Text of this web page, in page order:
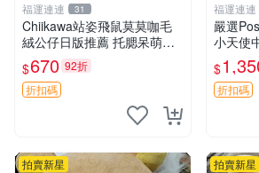
福運連連 31
Chiikawa站姿飛鼠莫莫咖毛
絨公仔日版推薦 托腮呆萌可
愛 15cm豆袋底部 當代嚴選
毛絨玩具 公仔 莫莫卡 像人
$670 92折
折扣碼
福運連連
嚴選
小天使
保存
品，微
所見即
$
折扣碼
拍賣新星 拍賣新星